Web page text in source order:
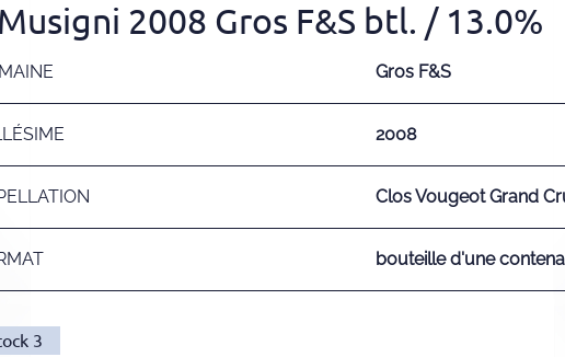
2008 Gros F&S btl. / 13.0%
Gros F&S
2008
Clos Vougeot Grand
bouteille d'une
3